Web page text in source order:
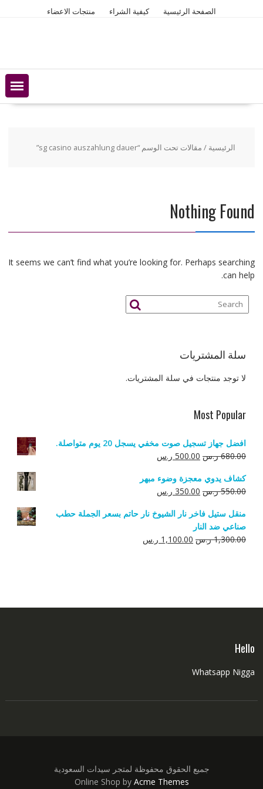
الصفحة الرئيسية كيفية الشراء منتجات الاعضاء
الرئيسية / مقالات تحت الوسم “sg casino auszahlung dauer”
Nothing Found
It seems we can’t find what you’re looking for. Perhaps searching
can help.
سلة المشتريات
لا توجد منتجات في سلة المشتريات.
Most Popular
افضل جهاز تسجيل صوت مخفي يسجل 20 يوم متواصلة.
680.00 ر.س السعر
هو:
680.00 ر.س.
500.00 ر.سالسعر
هو:
500.00 ر.س.
كشاف يدوي معجزة وضوء مبهر
550.00 ر.س السعر
هو:
550.00 ر.س.
350.00 ر.سالسعر
هو:
منقل ستيل فاخر نار الشيوخ نار حاتم بسعر الجملة حطب
صناعي ضد النار
1,300.00 ر.س السعر
1,100.00 ر.سالسعر
Hello
Whatsapp Nigga
جميع الحقوق محفوظة لمتجر سيدات السعودية
Online Shop by Acme Themes